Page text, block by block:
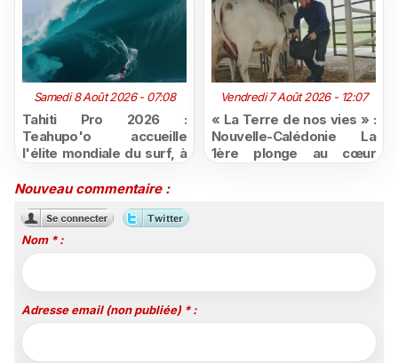
Samedi 8 Août 2026 - 07:08
Tahiti Pro 2026 :
Teahupo'o accueille
l'élite mondiale du surf, à
Polynésie la 1ère
Vendredi 7 Août 2026 - 12:07
« La Terre de nos vies » :
Nouvelle-Calédonie La
1ère plonge au cœur
Nouveau commentaire :
Nom * :
Adresse email (non publiée) * :